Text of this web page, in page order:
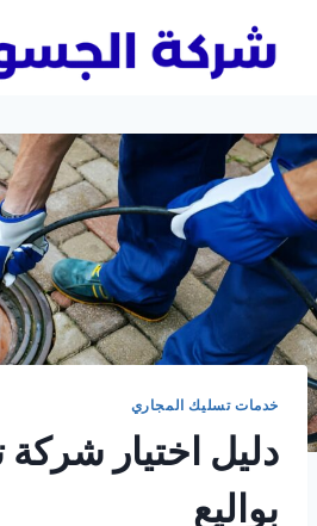
خدمات تسليك المجاري
دليل اختيار
بواليع